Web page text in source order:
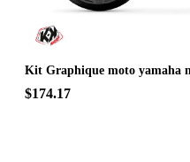
Kit Graphique moto yamaha
$174.17